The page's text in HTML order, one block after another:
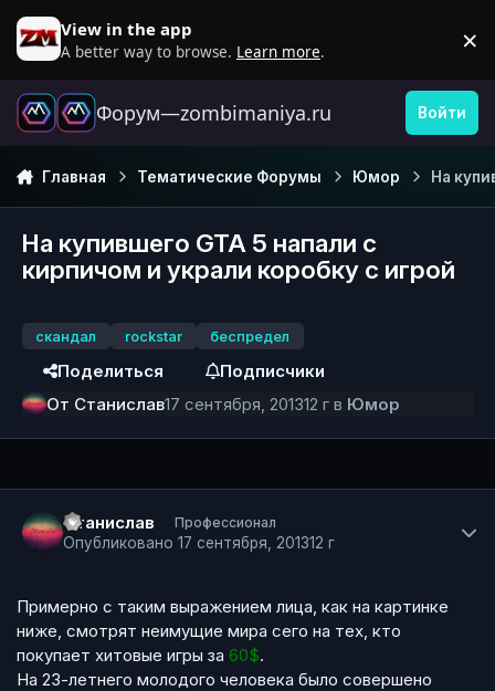
Перейти к содержанию
View in the app
A better way to browse. Learn more. ×
Форум—zombimaniya.ru Войти
Главная Тематические Форумы Юмор На
На купившего GTA 5 напали с
кирпичом и украли коробку с игрой
cкандал rockstar беспредел
Поделиться
Подписчики
От Станислав17 сентября, 201312 г в Юмор
Станислав Профессионал
Опубликовано 17 сентября, 201312 г
Примерно с таким выражением лица, как на картинке
ниже, смотрят неимущие мира сего на тех, кто
покупает хитовые игры за 60$.
На 23-летнего молодого человека было совершено